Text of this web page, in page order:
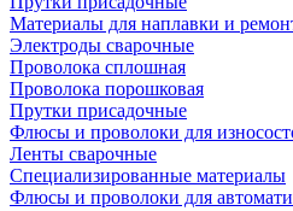
Материалы для наплавки и
Электроды сварочные
Проволока сплошная
Проволока порошковая
Прутки присадочные
Флюсы и проволоки для
Ленты сварочные
Специализированные материалы
Флюсы и проволоки для